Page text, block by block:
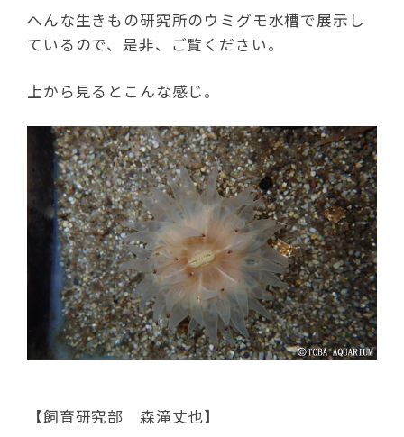
へんな生きもの研究所のウミグモ水槽で展示し
ているので、是非、ご覧ください。
上から見るとこんな感じ。
【飼育研究部 森滝丈也】